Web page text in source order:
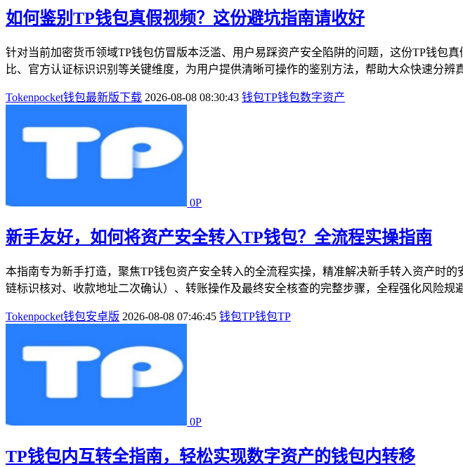
如何鉴别TP钱包真假视频？这份避坑指南请收好
针对当前加密货币领域TP钱包仿冒版本泛滥、用户易踩资产安全陷阱的问题，这份TP钱包
比、官方认证标识识别等关键维度，为用户提供清晰可操作的鉴别方法，帮助大众快速分
Tokenpocket钱包最新版下载 2026-08-08 08:30:43 钱包TP钱包数字资产
0P
新手友好，如何将资产安全转入TP钱包？全流程实操指南
本指南专为新手打造，聚焦TP钱包资产安全转入的全流程实操，精准解决新手转入资产时
链标识核对、收款地址二次确认）、转账操作及最终安全核查的完整步骤，全程强化风险
Tokenpocket钱包安卓版 2026-08-08 07:46:45 钱包TP钱包TP
0P
TP钱包内互转全指南，轻松实现数字资产的钱包内转移